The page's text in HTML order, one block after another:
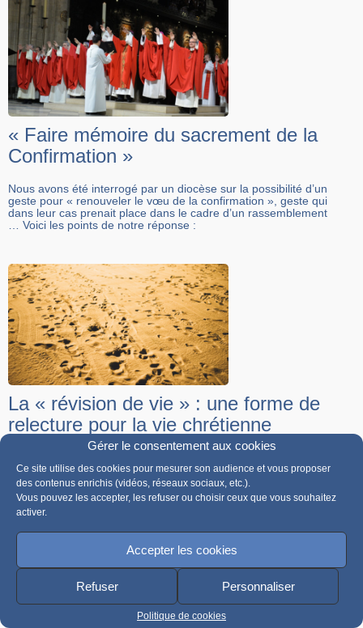
Gérer le consentement aux cookies
Ce site utilise des cookies pour mesurer son audience et vous proposer
des contenus enrichis (vidéos, réseaux sociaux, etc.).
Vous pouvez les accepter, les refuser ou choisir ceux que vous souhaitez
activer.
Accepter les cookies
Refuser Personnaliser
Politique de cookies
« Faire mémoire du sacrement de la
Confirmation »
Nous avons été interrogé par un diocèse sur la possibilité d’un
geste pour « renouveler le vœu de la confirmation », geste qui
dans leur cas prenait place dans le cadre d’un rassemblement
… Voici les points de notre réponse :
La « révision de vie » : une forme de
relecture pour la vie chrétienne
catéchumène est engagé dans une relation personnelle avec
Jésus-Christ. Et, dans l’accompagnement de sa démarche,
comme dans certains moments clés de son itinéraire (entrée en
catéchuménat, appel décisif …), le candidat est amené à
raconter son histoire.